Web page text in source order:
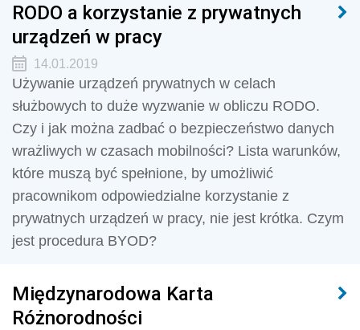
RODO a korzystanie z prywatnych
urządzeń w pracy
14.01.2019
Używanie urządzeń prywatnych w celach
służbowych to duże wyzwanie w obliczu RODO.
Czy i jak można zadbać o bezpieczeństwo danych
wrażliwych w czasach mobilności? Lista warunków,
które muszą być spełnione, by umożliwić
pracownikom odpowiedzialne korzystanie z
prywatnych urządzeń w pracy, nie jest krótka. Czym
jest procedura BYOD?
Międzynarodowa Karta
Różnorodności